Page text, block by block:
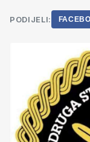
PODIJELI: